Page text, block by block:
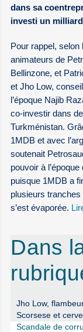
dans sa
investi un
Pour rappel, selon
animateurs de
Bellinzone, et
et Jho Low,
l’époque Najib
co-investir dans
Turkménistan.
1MDB et avec
soutenait
pouvoir à
puisque 1MDB a
plusieurs
s’est évaporée.
Dans
Jho Low,
Scorsese et
Scandale de